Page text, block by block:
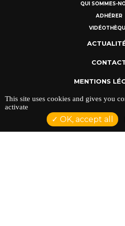
QUI SOMMES-
ADHÉRER
MENTIONS
POLITIQUE DE
This site uses cookies and gives you
activate
OK, accept all